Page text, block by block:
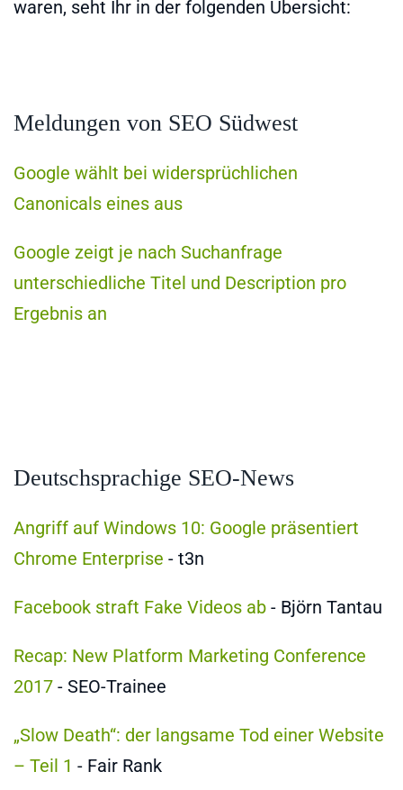
waren, seht Ihr in der folgenden Übersicht:
Meldungen von SEO Südwest
Google wählt bei widersprüchlichen
Canonicals eines aus
Google zeigt je nach Suchanfrage
unterschiedliche Titel und Description pro
Ergebnis an
Deutschsprachige SEO-News
Angriff auf Windows 10: Google präsentiert
Chrome Enterprise - t3n
Facebook straft Fake Videos ab - Björn Tantau
Recap: New Platform Marketing Conference
2017 - SEO-Trainee
„Slow Death“: der langsame Tod einer Website
– Teil 1 - Fair Rank